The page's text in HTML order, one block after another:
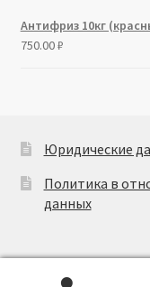
Антифриз 10кг
750.00₽
Юридические
Политика в
данных